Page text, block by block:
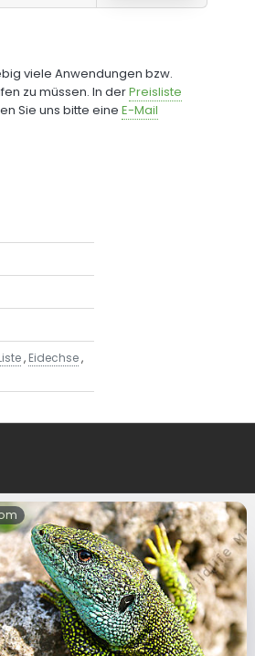
viele Anwendungen bzw.
zu müssen. In derPreisliste
Sie uns bitte eine E-Mail
, Eidechse,